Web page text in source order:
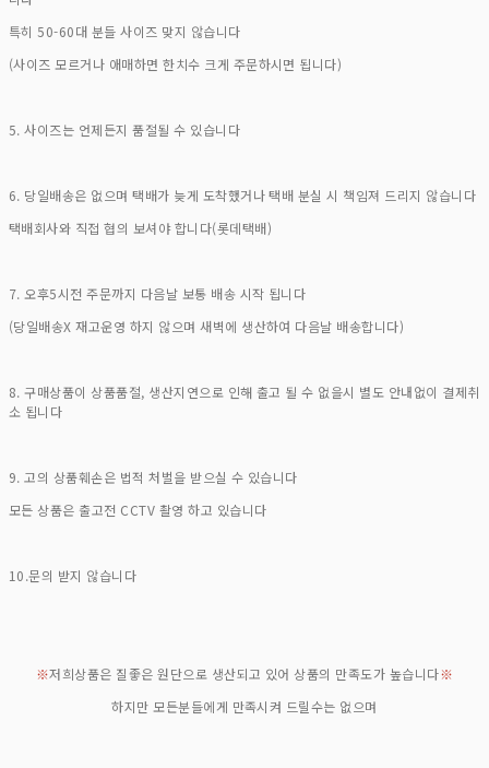
특히 50-60대 분들 사이즈 맞지 않습니다
(사이즈 모르거나 애매하면 한치수 크게 주문하시면 됩니다)
5. 사이즈는 언제든지 품절될 수 있습니다
6. 당일배송은 없으며 택배가 늦게 도착했거나 택배 분실 시 책임져 드리지 않습니다
택배회사와 직접 협의 보셔야 합니다(롯데택배)
7. 오후5시전 주문까지 다음날 보통 배송 시작 됩니다
(당일배송X 재고운영 하지 않으며 새벽에 생산하여 다음날 배송합니다)
8. 구매상품이 상품품절, 생산지연으로 인해 출고 될 수 없을시 별도 안내없이 결제취
소 됩니다
9. 고의 상품훼손은 법적 처벌을 받으실 수 있습니다
모든 상품은 출고전 CCTV 촬영 하고 있습니다
10.문의 받지 않습니다
※저희상품은 질좋은 원단으로 생산되고 있어 상품의 만족도가 높습니다※
하지만 모든분들에게 만족시켜 드릴수는 없으며